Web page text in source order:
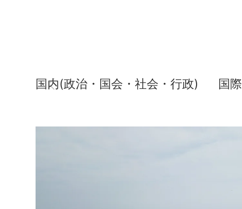
国内(政治・国会・社会・行政) 国際